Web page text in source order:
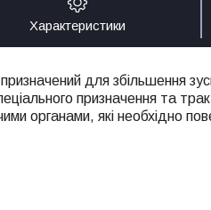
Характеристики
для збільшення
призначення та
органами, які необхідно